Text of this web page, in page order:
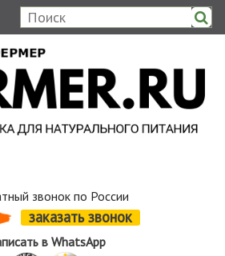
звонок по России
заказать звонок
в WhatsApp